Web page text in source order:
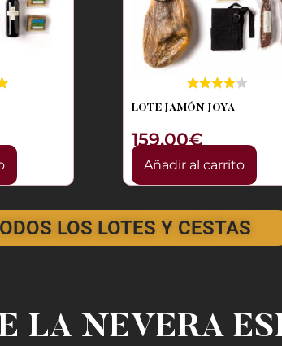
LOTE JAMÓN JOYA
159,00€
Añadir al carrito
LOS LOTES Y CESTAS
LA NEVERA